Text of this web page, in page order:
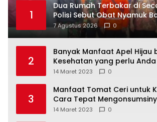
1
Dua Rumah Terbakar di
Polisi Sebut Obat Nyamuk
Dugaan Pemicu
7 Agustus 2026 0
2
Banyak Manfaat Apel Hijau
Kesehatan yang perlu
14 Maret 2023 0
3
Manfaat Tomat Ceri untuk
Cara Tepat
14 Maret 2023 0